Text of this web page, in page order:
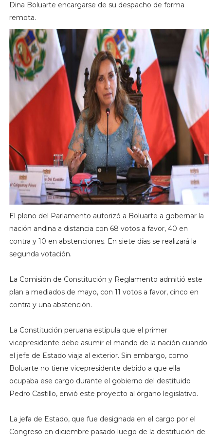
Dina Boluarte encargarse de su despacho de forma
remota.
El pleno del Parlamento autorizó a Boluarte a gobernar la
nación andina a distancia con 68 votos a favor, 40 en
contra y 10 en abstenciones. En siete días se realizará la
segunda votación.
La Comisión de Constitución y Reglamento admitió este
plan a mediados de mayo, con 11 votos a favor, cinco en
contra y una abstención.
La Constitución peruana estipula que el primer
vicepresidente debe asumir el mando de la nación cuando
el jefe de Estado viaja al exterior. Sin embargo, como
Boluarte no tiene vicepresidente debido a que ella
ocupaba ese cargo durante el gobierno del destituido
Pedro Castillo, envió este proyecto al órgano legislativo.
La jefa de Estado, que fue designada en el cargo por el
Congreso en diciembre pasado luego de la destitución de